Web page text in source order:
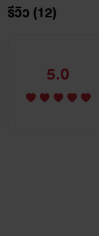
รีวิว (12)
5.0